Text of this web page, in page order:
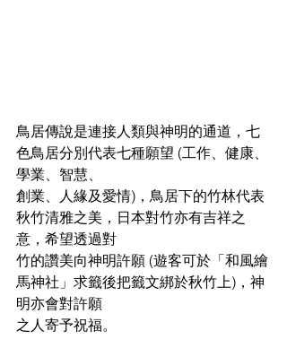
鳥居傳說是連接人類與神明的通道，七
色鳥居分別代表七種願望 (工作、健康、
學業、智慧、
創業、人緣及愛情)，鳥居下的竹林代表
秋竹清雅之美，日本對竹亦有吉祥之
意，希望透過對
竹的讚美向神明許願 (遊客可於「和風繪
馬神社」求籤後把籤文綁於秋竹上)，神
明亦會對許願
之人寄予祝福。